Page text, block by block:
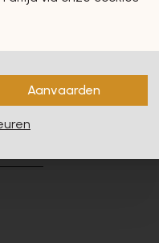
en vast
Aanvaarden